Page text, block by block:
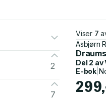
2
7
Viser 7
Asbjørn
Del 2 av
E-bok